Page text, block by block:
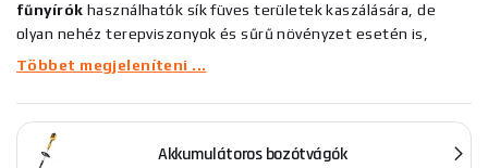
fűnyírók használhatók sík füves területek kaszálására, de
olyan nehéz terepviszonyok és sűrű növényzet esetén is,
amelyekkel a fűnyíró nem tud megbirkózni. A gyengébb fákkal
és praktikus eszköz, amely nem hiányozhat egyetlen kert-,
rét- vagy erdőtulajdonos felszereléséből sem. Egy
bozótvágóval pillanatok alatt nyírva lesz a kertje.
Többet megjeleníteni ...
Akkumulátoros bozótvágók